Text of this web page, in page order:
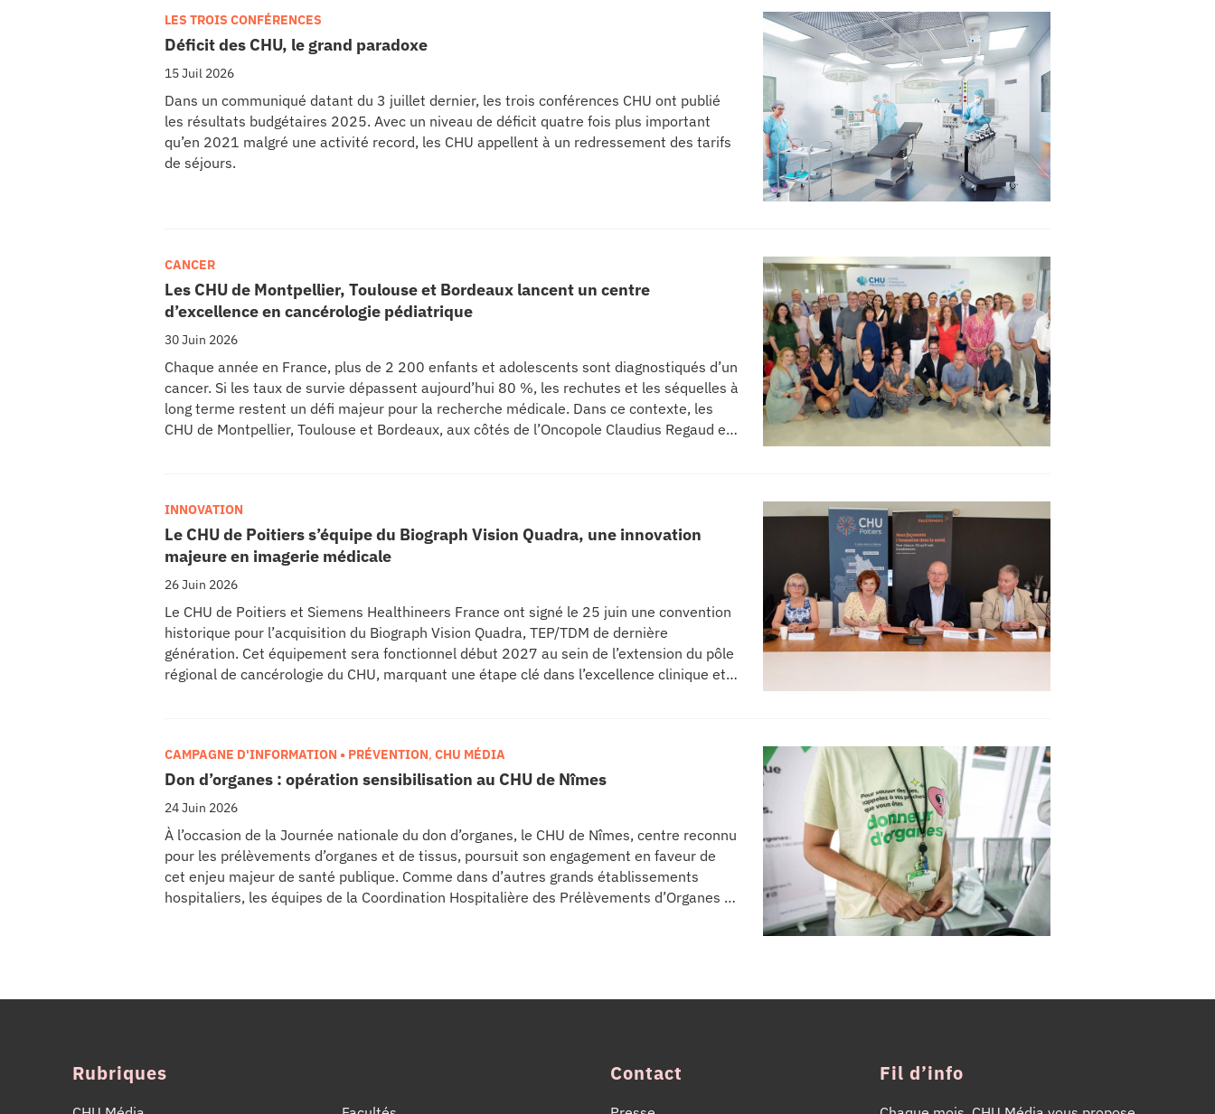
Déficit des CHU, le grand paradoxe
15 Juil 2026
LES TROIS CONFÉRENCES
Dans un communiqué datant du 3 juillet dernier, les trois conférences CHU ont publié
les résultats budgétaires 2025. Avec un niveau de déficit quatre fois plus important
qu’en 2021 malgré une activité record, les CHU appellent à un redressement des tarifs
de séjours.
Les CHU de Montpellier, Toulouse et Bordeaux lancent un centre
d’excellence en cancérologie pédiatrique
30 Juin 2026
CANCER
Chaque année en France, plus de 2 200 enfants et adolescents sont diagnostiqués d’un
cancer. Si les taux de survie dépassent aujourd’hui 80 %, les rechutes et les séquelles à
long terme restent un défi majeur pour la recherche médicale. Dans ce contexte, les
CHU de Montpellier, Toulouse et Bordeaux, aux côtés de l’Oncopole Claudius Regaud et
Le CHU de Poitiers s’équipe du Biograph Vision Quadra, une innovation
majeure en imagerie médicale
26 Juin 2026
INNOVATION
Le CHU de Poitiers et Siemens Healthineers France ont signé le 25 juin une convention
historique pour l’acquisition du Biograph Vision Quadra, TEP/TDM de dernière
génération. Cet équipement sera fonctionnel début 2027 au sein de l’extension du pôle
régional de cancérologie du CHU, marquant une étape clé dans l’excellence clinique et
Don d’organes : opération sensibilisation au CHU de Nîmes
24 Juin 2026
CAMPAGNE D'INFORMATION • PRÉVENTION, CHU MÉDIA
À l’occasion de la Journée nationale du don d’organes, le CHU de Nîmes, centre reconnu
pour les prélèvements d’organes et de tissus, poursuit son engagement en faveur de
cet enjeu majeur de santé publique. Comme dans d’autres grands établissements
hospitaliers, les équipes de la Coordination Hospitalière des Prélèvements d’Organes et
Rubriques Contact Fil d’info